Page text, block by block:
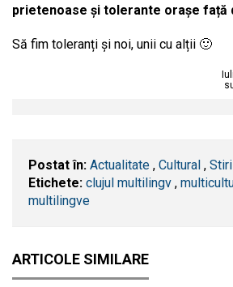
prietenoase și tolerante orașe față
Să fim toleranți și noi, unii cu alții 🙂
Postat în: Actualitate , Cultural ,
Etichete: clujul multilingv ,
multilingve
ARTICOLE SIMILARE